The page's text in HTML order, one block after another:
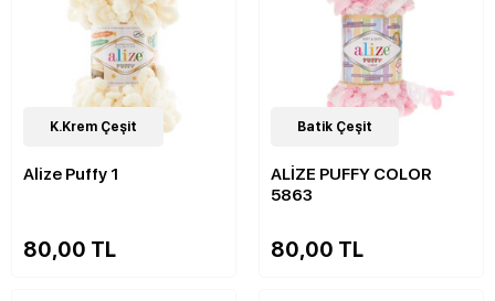
90Çeşit
K.Krem Çeşit
Alize Puffy 1
80,00 TL
36Çeşit
Batik Çeşit
ALİZE PUFFY COLOR
5863
80,00 TL